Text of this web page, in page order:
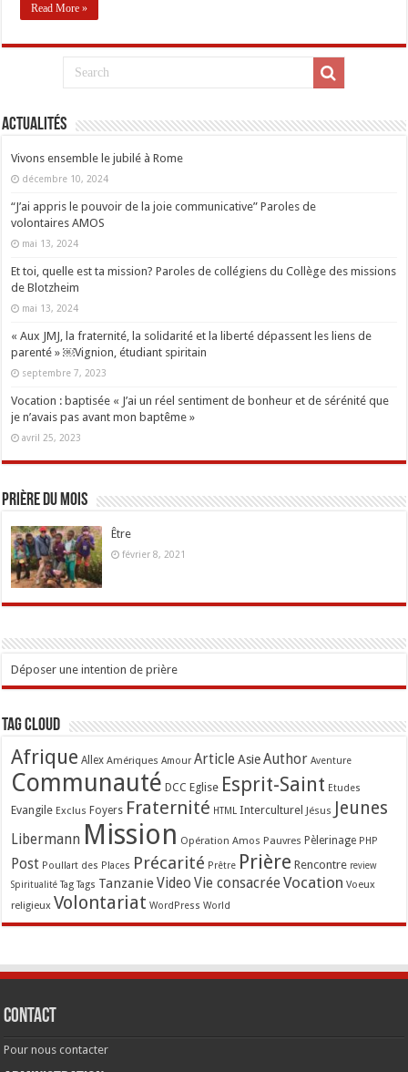
Read More »
Actualités
Vivons ensemble le jubilé à Rome
décembre 10, 2024
“J’ai appris le pouvoir de la joie communicative” Paroles de
volontaires AMOS
mai 13, 2024
Et toi, quelle est ta mission? Paroles de collégiens du Collège des missions
de Blotzheim
mai 13, 2024
« Aux JMJ, la fraternité, la solidarité et la liberté dépassent les liens de
parenté » ￼Vignion, étudiant spiritain
septembre 7, 2023
Vocation : baptisée « J’ai un réel sentiment de bonheur et de sérénité que
je n’avais pas avant mon baptême »
avril 25, 2023
Prière du mois
Être
février 8, 2021
Déposer une intention de prière
Tag Cloud
Afrique Allex Amériques Amour Article Asie Author Aventure
Communauté DCC Eglise Esprit-Saint Etudes
Evangile Exclus Foyers Fraternité HTML Interculturel Jésus Jeunes
Libermann Mission Opération Amos Pauvres Pèlerinage PHP
Post Poullart des Places Précarité Prêtre Prière Rencontre review
Spiritualité Tag Tags TanzanieVideo Vie consacrée Vocation Voeux
religieux Volontariat WordPress World
Contact
Pour nous contacter